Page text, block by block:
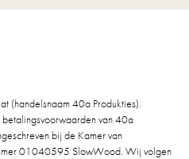
(handelsnaam 40a Produkties).
van 40a
bij de Kamer van
01040595 SlowWood. Wij volgen